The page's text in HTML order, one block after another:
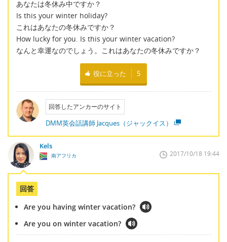
あなたは冬休み中ですか？
Is this your winter holiday?
これはあなたの冬休みですか？
How lucky for you. Is this your winter vacation?
なんと幸運なのでしょう。これはあなたの冬休みですか？
役に立った 5
回答したアンカーのサイト
DMM英会話講師 Jacques（ジャックイス）
Kels
南アフリカ 2017/10/18 19:44
回答
Are you having winter vacation?
Are you on winter vacation?